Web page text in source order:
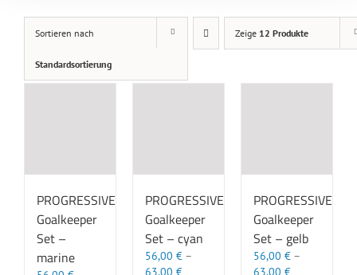
Sortieren nach
Standardsortierung
Zeige 12 Produkte
PROGRESSIVE
Goalkeeper
Set –
marine
PROGRESSIVE
Goalkeeper
Set – cyan
56,00 €–
63,00 €
PROGRESSIVE
Goalkeeper
Set – gelb
56,00 €–
63,00 €